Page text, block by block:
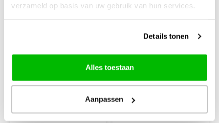
verzameld op basis van uw gebruik van hun services.
Details tonen
Alles toestaan
Aanpassen
Faber Castell Faber Castell